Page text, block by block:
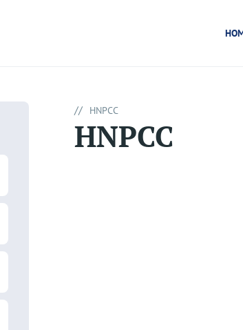
// HNPCC
HNPCC